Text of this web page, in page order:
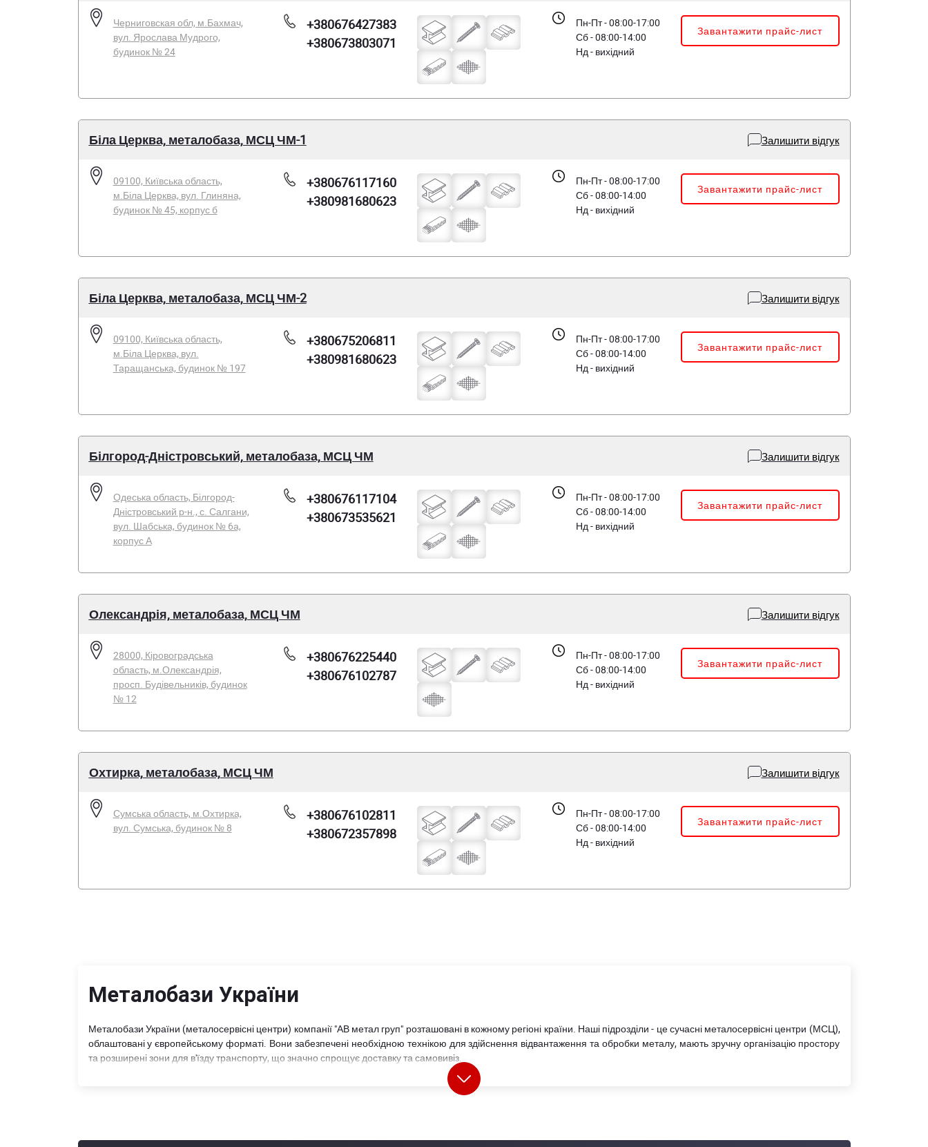
Черниговская обл, м.Бахмач,
вул. Ярослава Мудрого,
будинок № 24
+380676427383
+380673803071
Пн-Пт - 08:00-17:00
Сб - 08:00-14:00
Нд - вихідний
Завантажити прайс-лист
Біла Церква, металобаза, МСЦ ЧМ-1 Залишити відгук
09100, Київська область,
м.Біла Церква, вул. Глиняна,
будинок № 45, корпус б
+380676117160
+380981680623
Пн-Пт - 08:00-17:00
Сб - 08:00-14:00
Нд - вихідний
Завантажити прайс-лист
Біла Церква, металобаза, МСЦ ЧМ-2 Залишити відгук
09100, Київська область,
м.Біла Церква, вул.
Таращанська, будинок № 197
+380675206811
+380981680623
Пн-Пт - 08:00-17:00
Сб - 08:00-14:00
Нд - вихідний
Завантажити прайс-лист
Білгород-Дністровський, металобаза, МСЦ ЧМ Залишити відгук
Одеська область, Білгород-
Дністровський р-н., с. Салгани,
вул. Шабська, будинок № 6а,
корпус А
+380676117104
+380673535621
Пн-Пт - 08:00-17:00
Сб - 08:00-14:00
Нд - вихідний
Завантажити прайс-лист
Олександрія, металобаза, МСЦ ЧМ Залишити відгук
28000, Кіровоградська
область, м.Олександрія,
просп. Будівельників, будинок
№ 12
+380676225440
+380676102787
Пн-Пт - 08:00-17:00
Сб - 08:00-14:00
Нд - вихідний
Завантажити прайс-лист
Охтирка, металобаза, МСЦ ЧМ Залишити відгук
Сумська область, м.Охтирка,
вул. Сумська, будинок № 8
+380676102811
+380672357898
Пн-Пт - 08:00-17:00
Сб - 08:00-14:00
Нд - вихідний
Завантажити прайс-лист
Металобази України
Металобази України (металосервісні центри) компанії "АВ метал груп" розташовані в кожному регіоні країни. Наші підрозділи - це сучасні металосервісні центри (МСЦ),
облаштовані у європейському форматі. Вони забезпечені необхідною технікою для здійснення відвантаження та обробки металу, мають зручну організацію простору
та розширені зони для в'їзду транспорту, що значно спрощує доставку та самовивіз.
, у тому числі матеріали власного виробництва. Сьогодні компанія випускає близько 20